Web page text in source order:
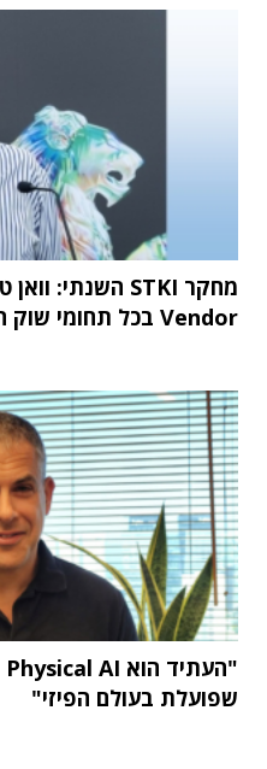
Vendor בכל תחומי שוק ה-IT
שפועלת בעולם הפיזי"